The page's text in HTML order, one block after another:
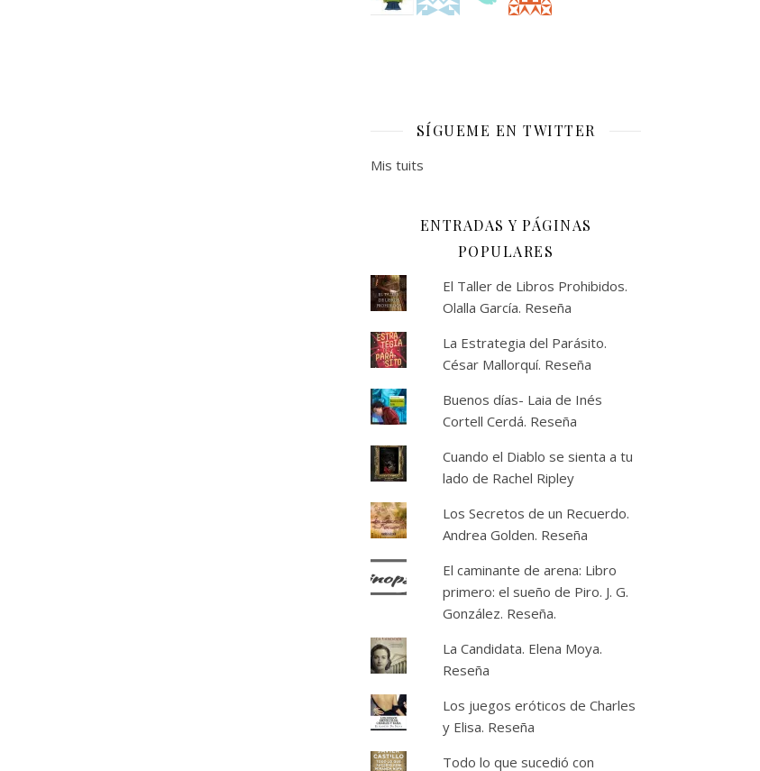
SÍGUEME EN TWITTER
Mis tuits
ENTRADAS Y PÁGINAS
POPULARES
El Taller de Libros Prohibidos.
Olalla García. Reseña
La Estrategia del Parásito.
César Mallorquí. Reseña
Buenos días- Laia de Inés
Cortell Cerdá. Reseña
Cuando el Diablo se sienta a tu
lado de Rachel Ripley
Los Secretos de un Recuerdo.
Andrea Golden. Reseña
El caminante de arena: Libro
primero: el sueño de Piro. J. G.
González. Reseña.
La Candidata. Elena Moya.
Reseña
Los juegos eróticos de Charles
y Elisa. Reseña
Todo lo que sucedió con